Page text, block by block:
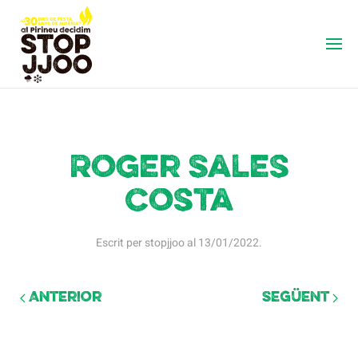
Roger Sales
Costa
Escrit perstopjjooal13/01/2022.
Anterior Següent